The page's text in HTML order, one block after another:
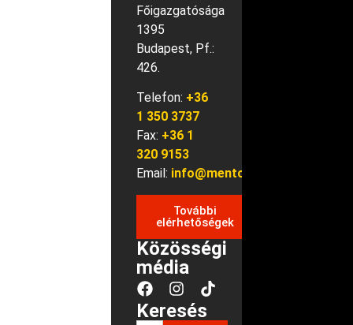
Főigazgatósága
1395
Budapest, Pf.:
426.
Telefon: +36
1 350 3737
Fax: +36 1
320 9153
Email: info@mentok.hu
További
elérhetőségek
Közösségi
média
Keresés